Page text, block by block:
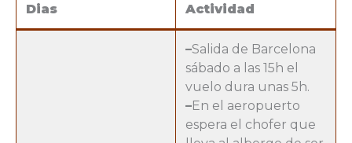
Dias
Actividad
–Salida de Barcelona
sábado a las 15h el
vuelo dura unas 5h.
–En el aeropuerto
espera el chofer que